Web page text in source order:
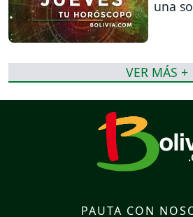
una
VER MÁS +
PAUTA CON